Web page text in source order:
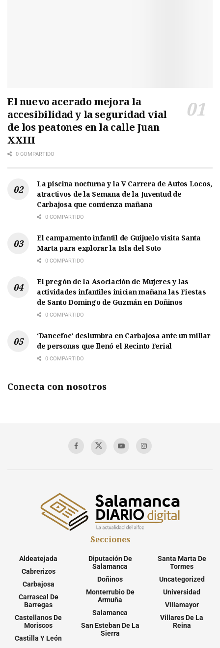
El nuevo acerado mejora la
accesibilidad y la seguridad vial
de los peatones en la calle Juan
XXIII
0 COMPARTIDO
La piscina nocturna y la V Carrera de Autos Locos,
atractivos de la Semana de la Juventud de
Carbajosa que comienza mañana
0 COMPARTIDO
El campamento infantil de Guijuelo visita Santa
Marta para explorar la Isla del Soto
0 COMPARTIDO
El pregón de la Asociación de Mujeres y las
actividades infantiles inician mañana las Fiestas
de Santo Domingo de Guzmán en Doñinos
0 COMPARTIDO
‘Dancefoc’ deslumbra en Carbajosa ante un millar
de personas que llenó el Recinto Ferial
0 COMPARTIDO
Conecta con nosotros
Secciones
Aldeatejada
Cabrerizos
Carbajosa
Carrascal De
Barregas
Castellanos De
Moriscos
Castilla Y León
Diputación De
Salamanca
Doñinos
Monterrubio De
Armuña
Salamanca
San Esteban De La
Sierra
Santa Marta De
Tormes
Uncategorized
Universidad
Villamayor
Villares De La
Reina